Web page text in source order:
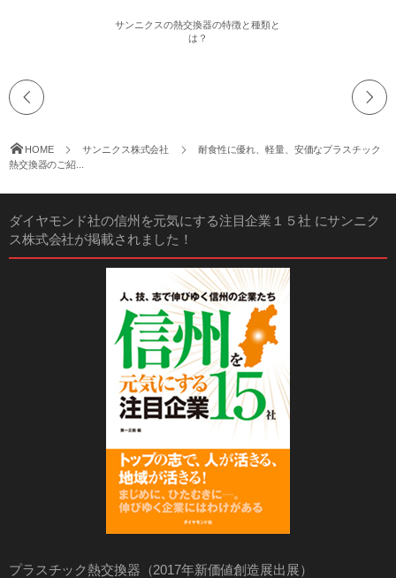
サンニクスの熱交換器の特徴と種類と
は？
HOME サンニクス株式会社
耐食性に優れ、軽量、安価なプラスチック
熱交換器のご紹...
ダイヤモンド社の信州を元気にする注目企業１５社 にサンニク
ス株式会社が掲載されました！
プラスチック熱交換器（2017年新価値創造展出展）